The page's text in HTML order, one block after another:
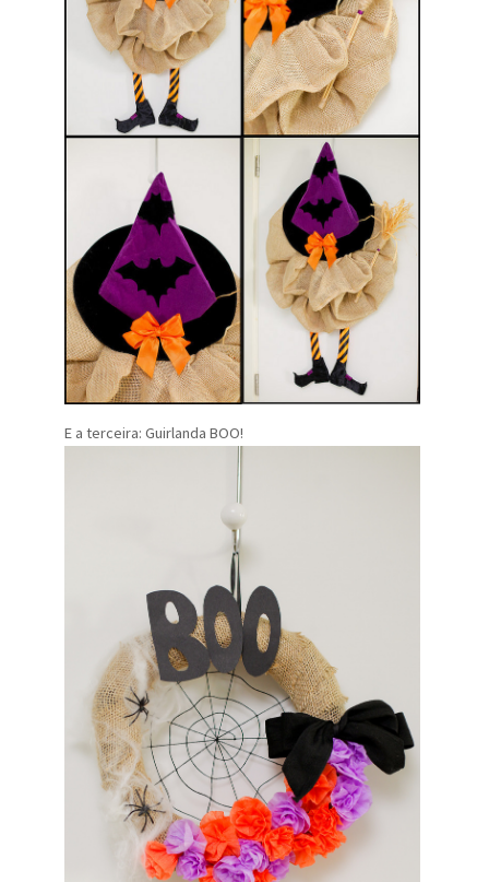
E a terceira: Guirlanda BOO!